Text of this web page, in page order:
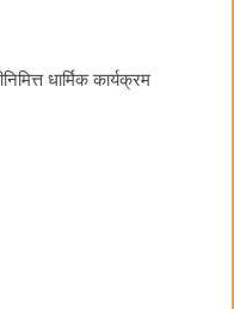
धार्मिक कार्यक्रम